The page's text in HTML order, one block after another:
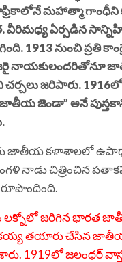
మహాత్మా గాంధీని
వీరిమధ్య ఏర్పడిన
1913 నుంచి ప్రతి
నాయకులందరితోనూ
చర్చలు జరిపారు. 1916లో
జెండా” అనే
జాతీయ కళాశాలలో
నాడు చిత్రించిన
లక్నోలో జరిగిన భారత
తయారు చేసిన
1919లో జలంధర్